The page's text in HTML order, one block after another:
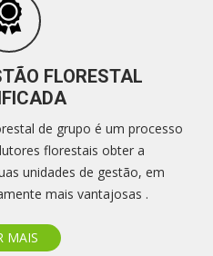
FLORESTAL
de grupo é um processo
florestais obter a
unidades de gestão, em
mais vantajosas .
MAIS